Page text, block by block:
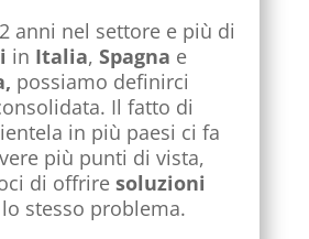
anni nel settore e più di
in Italia, Spagna e
possiamo definirci
Il fatto di
in più paesi ci fa
più punti di vista,
di offrire soluzioni
stesso problema.